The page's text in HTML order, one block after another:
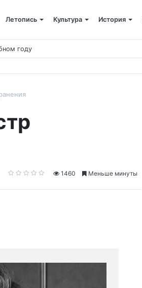
Летопись Культура История
году
1460 Меньше минуты